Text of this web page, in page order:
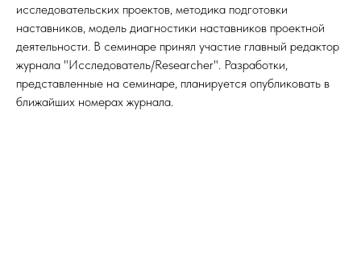
исследовательских проектов, методика подготовки
наставников, модель диагностики наставников проектной
деятельности. В семинаре принял участие главный редактор
журнала "Исследователь/Researcher". Разработки,
представленные на семинаре, планируется опубликовать в
ближайших номерах журнала.